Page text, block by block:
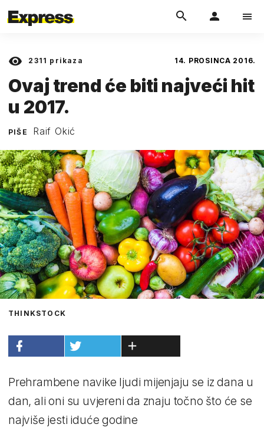
2311 prikaza 14. PROSINCA 2016.
Ovaj trend će biti najveći hit
u 2017.
PIŠE Raif Okić
THINKSTOCK
Prehrambene navike ljudi mijenjaju se iz dana u
dan, ali oni su uvjereni da znaju točno što će se
najviše jesti iduće godine